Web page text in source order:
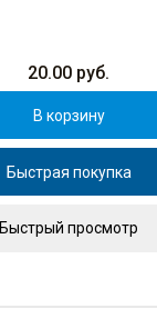
20.00 руб.
В корзину
Быстрая покупка
Быстрый просмотр